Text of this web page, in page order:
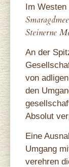
Im Westen
Steinerne
An der
von
den
Absolut
Eine
Umgang
verehren